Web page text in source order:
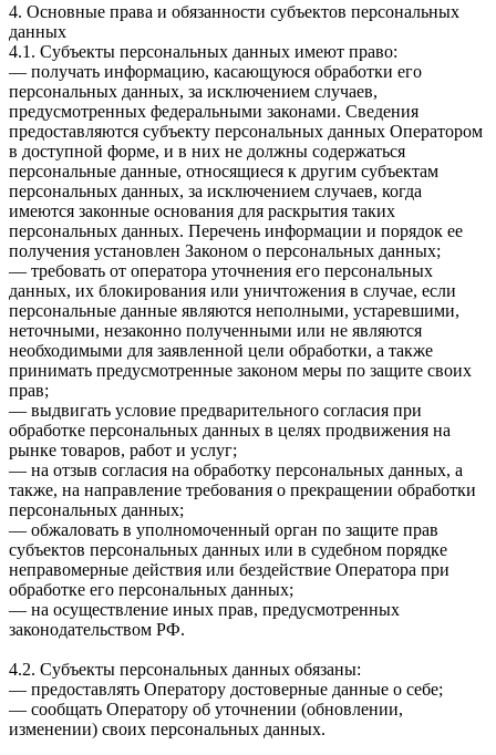
4. Основные права и обязанности субъектов персональных
данных
4.1. Субъекты персональных данных имеют право:
— получать информацию, касающуюся обработки его
персональных данных, за исключением случаев,
предусмотренных федеральными законами. Сведения
предоставляются субъекту персональных данных Оператором
в доступной форме, и в них не должны содержаться
персональные данные, относящиеся к другим субъектам
персональных данных, за исключением случаев, когда
имеются законные основания для раскрытия таких
персональных данных. Перечень информации и порядок ее
получения установлен Законом о персональных данных;
— требовать от оператора уточнения его персональных
данных, их блокирования или уничтожения в случае, если
персональные данные являются неполными, устаревшими,
неточными, незаконно полученными или не являются
необходимыми для заявленной цели обработки, а также
принимать предусмотренные законом меры по защите своих
прав;
— выдвигать условие предварительного согласия при
обработке персональных данных в целях продвижения на
рынке товаров, работ и услуг;
— на отзыв согласия на обработку персональных данных, а
также, на направление требования о прекращении обработки
персональных данных;
— обжаловать в уполномоченный орган по защите прав
субъектов персональных данных или в судебном порядке
неправомерные действия или бездействие Оператора при
обработке его персональных данных;
— на осуществление иных прав, предусмотренных
законодательством РФ.
4.2. Субъекты персональных данных обязаны:
— предоставлять Оператору достоверные данные о себе;
— сообщать Оператору об уточнении (обновлении,
изменении) своих персональных данных.